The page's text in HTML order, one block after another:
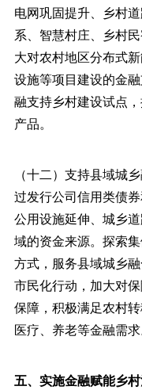
电网巩固提升、乡村
系、智慧村庄、乡村
大对农村地区分布式
设施等项目建设的金
融支持乡村建设试点
产品。
（十二）支持县域城
过发行公司信用类债
公用设施延伸、城乡
域的资金来源。探索
方式，服务县域城乡
市民化行动，加大对
保障，积极满足农村
医疗、养老等金融需求
五、实施金融赋能乡